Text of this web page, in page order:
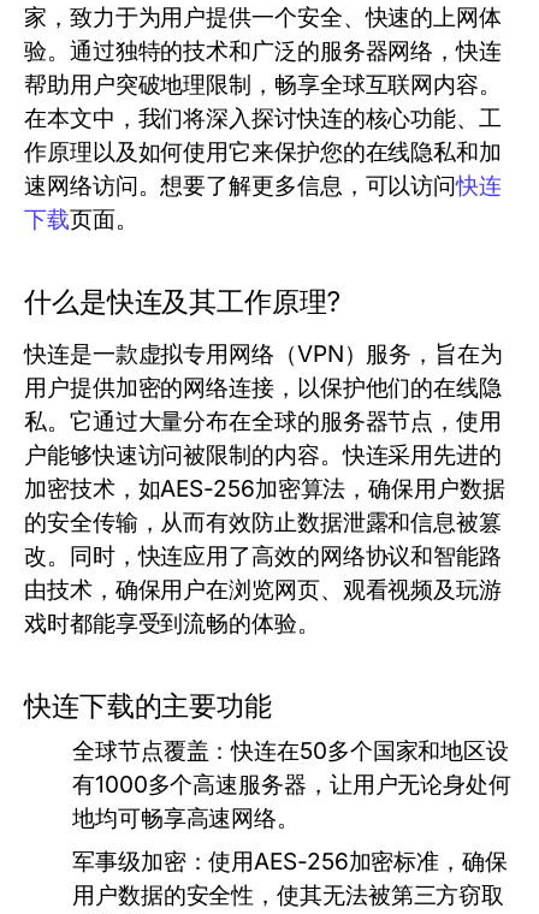
家，致力于为用户提供一个安全、快速的上网体
验。通过独特的技术和广泛的服务器网络，快连
帮助用户突破地理限制，畅享全球互联网内容。
在本文中，我们将深入探讨快连的核心功能、工
作原理以及如何使用它来保护您的在线隐私和加
速网络访问。想要了解更多信息，可以访问快连
下载页面。
什么是快连及其工作原理?
快连是一款虚拟专用网络（VPN）服务，旨在为
用户提供加密的网络连接，以保护他们的在线隐
私。它通过大量分布在全球的服务器节点，使用
户能够快速访问被限制的内容。快连采用先进的
加密技术，如AES-256加密算法，确保用户数据
的安全传输，从而有效防止数据泄露和信息被篡
改。同时，快连应用了高效的网络协议和智能路
由技术，确保用户在浏览网页、观看视频及玩游
戏时都能享受到流畅的体验。
快连下载的主要功能
全球节点覆盖：快连在50多个国家和地区设
有1000多个高速服务器，让用户无论身处何
地均可畅享高速网络。
军事级加密：使用AES-256加密标准，确保
用户数据的安全性，使其无法被第三方窃取